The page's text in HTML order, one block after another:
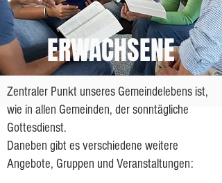
ERWACHSENE
Zentraler Punkt unseres Gemeindelebens ist,
wie in allen Gemeinden, der sonntägliche
Gottesdienst.
Daneben gibt es verschiedene weitere
Angebote, Gruppen und Veranstaltungen: